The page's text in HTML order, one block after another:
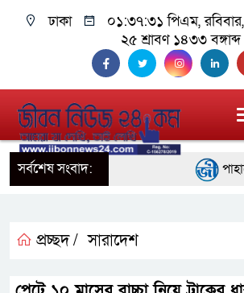
ঢাকা ০১:৩৭:৩২ পিএম,
২৫ শ্রাবণ ১৪৩৩ বঙ্গাব্দ
সর্বশেষ সংবাদ:
প্রচ্ছদ / সারাদেশ